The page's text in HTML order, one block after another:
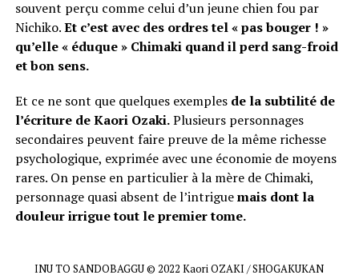
souvent perçu comme celui d’un jeune chien fou par
Nichiko.Et c’est avec des ordres tel « pas bouger ! »
qu’elle « éduque » Chimaki quand il perd sang-froid
et bon sens.
Et ce ne sont que quelques exemples de la subtilité de
l’écriture de Kaori Ozaki.Plusieurs personnages
secondaires peuvent faire preuve de la même richesse
psychologique, exprimée avec une économie de moyens
rares. On pense en particulier à la mère de Chimaki,
personnage quasi absent de l’intriguemais dont la
douleur irrigue tout le premier tome.
INU TO SANDOBAGGU © 2022 Kaori OZAKI / SHOGAKUKAN